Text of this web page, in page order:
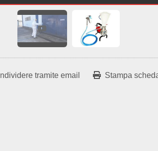
tramite email Stampa